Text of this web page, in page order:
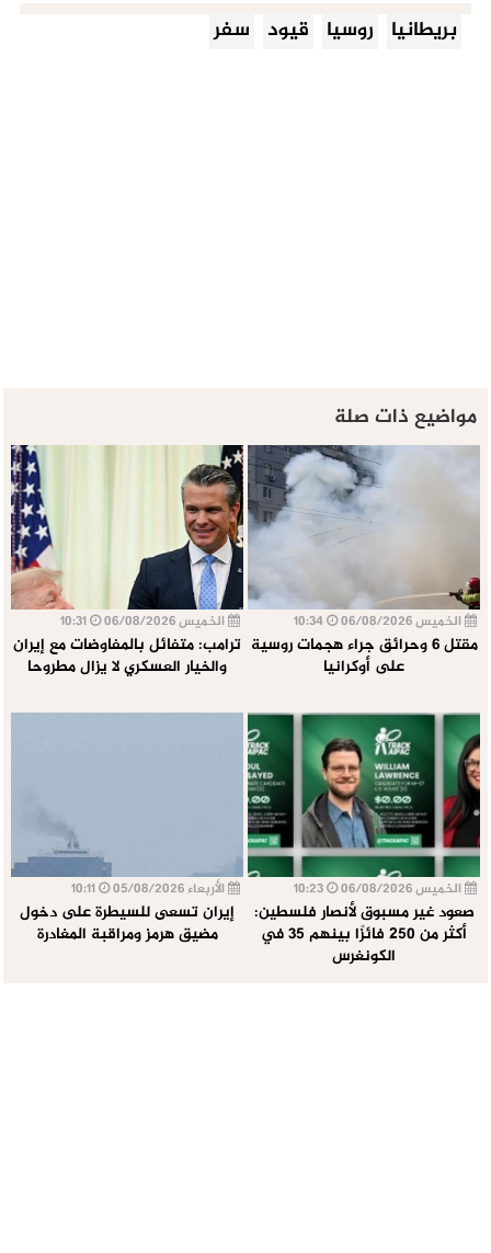
بريطانيا روسيا قيود سفر
مواضيع ذات صلة
الخميس 06/08/2026
مقتل 6 وحرائق جراء هجمات روسية
على أوكرانيا
الخميس 06/08/2026
ترامب: متفائل بالمفاوضات مع إيران
والخيار العسكري لا يزال مطروحا
الخميس 06/08/2026
صعود غير مسبوق لأنصار فلسطين:
أكثر من 250 فائزًا بينهم 35 في
الكونغرس
الأربعاء 05/08/2026
إيران تسعى للسيطرة على دخول
مضيق هرمز ومراقبة المغادرة